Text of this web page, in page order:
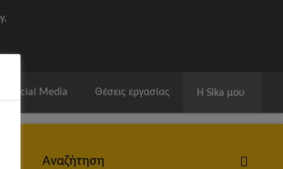
Social Media Θέσεις εργασίας Η Sika μου